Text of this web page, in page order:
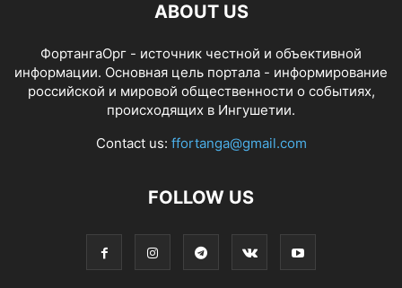
ABOUT US
ФортангаОрг - источник честной и объективной
информации. Основная цель портала - информирование
российской и мировой общественности о событиях,
происходящих в Ингушетии.
Contact us: ffortanga@gmail.com
FOLLOW US